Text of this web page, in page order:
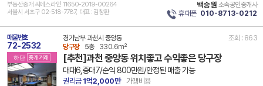
부동산중개 씨에스라인 11650-2019-00264
서울시 서초구 02-518-7787, 대표 : 김창환
백승원 소속공인중개사
휴대폰 010-8713-0212
매물번호
72-2532
하단 중개거래
경기남부 과천시 중앙동
조회 : 863
당구장
5층 330.6m²
[추천]과천 중앙동 위치좋고 수익좋은 당구장
대대6,중대7/순익 800만원/안정된 매출 가능
권리금1억2,000만
가맹비용